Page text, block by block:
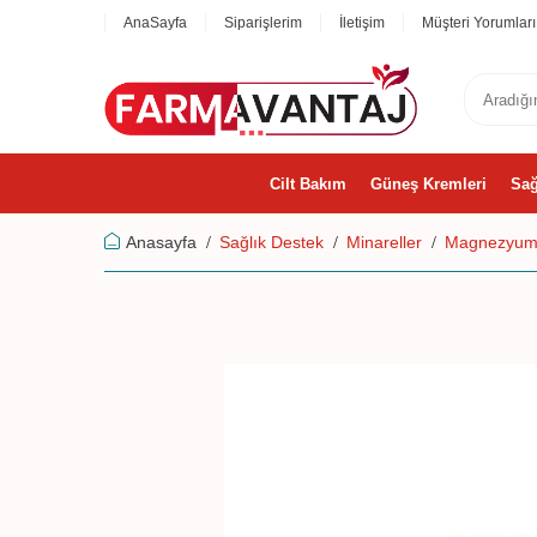
AnaSayfa Siparişlerim İletişim Müşteri Yorumları
Cilt Bakım Güneş Kremleri
Anasayfa Sağlık Destek Minareller Magnezyum